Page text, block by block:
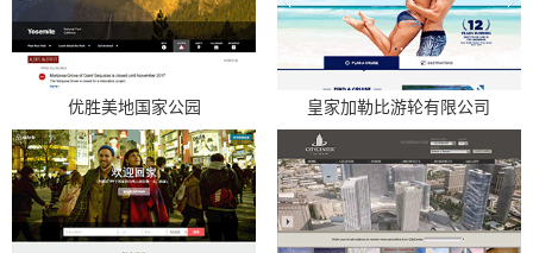
优胜美地国家公园 皇家加勒比游轮有限公司